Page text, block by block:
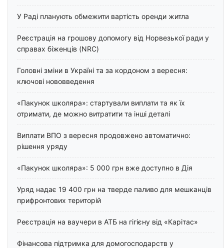
У Раді планують обмежити вартість оренди житла
Реєстрація на грошову допомогу від Норвезької ради у
справах біженців (NRC)
Головні зміни в Україні та за кордоном з вересня:
ключові нововведення
«Пакунок школяра»: стартували виплати та як їх
отримати, де можно витратити та інші деталі
Виплати ВПО з вересня продовжено автоматично:
рішення уряду
«Пакунок школяра»: 5 000 грн вже доступно в Дія
Уряд надає 19 400 грн на тверде паливо для мешканців
прифронтових територій
Реєстрація на ваучери в АТБ на гігієну від «Карітас»
Фінансова підтримка для домогосподарств у